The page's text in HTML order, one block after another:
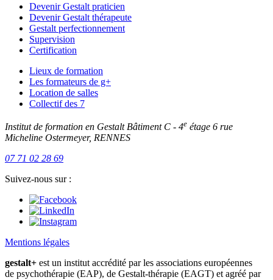
Devenir Gestalt praticien
Devenir Gestalt thérapeute
Gestalt perfectionnement
Supervision
Certification
Lieux de formation
Les formateurs de g+
Location de salles
Collectif des 7
Institut de formation en Gestalt Bâtiment C - 4e étage 6 rue
Micheline Ostermeyer, RENNES
07 71 02 28 69
Suivez-nous sur :
Mentions légales
gestalt+ est un institut accrédité par les associations européennes
de psychothérapie (EAP), de Gestalt-thérapie (EAGT) et agréé par